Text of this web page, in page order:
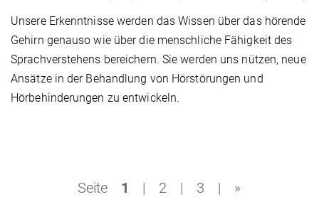
Unsere Erkenntnisse werden das Wissen über das hörende
Gehirn genauso wie über die menschliche Fähigkeit des
Sprachverstehens bereichern. Sie werden uns nützen, neue
Ansätze in der Behandlung von Hörstörungen und
Hörbehinderungen zu entwickeln.
Seite 1 | 2 | 3 | »